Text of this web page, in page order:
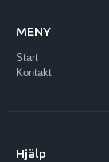
MENY
Start
Kontakt
Hjälp